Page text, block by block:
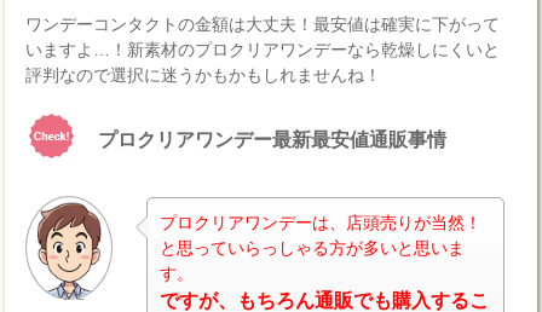
ワンデーコンタクトの金額は大丈夫！最安値は確実に下がって
いますよ…！新素材のプロクリアワンデーなら乾燥しにくいと
評判なので選択に迷うかもかもしれませんね！
プロクリアワンデー最新最安値通販事情
ナビ
プロクリアワンデーは、店頭売りが当然！
と思っていらっしゃる方が多いと思いま
す。
ですが、もちろん通販でも購入するこ